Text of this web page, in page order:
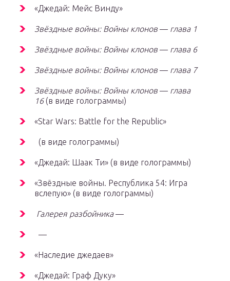
«Джедай: Мейс Винду»
Звёздные войны: Войны клонов — глава 1
Звёздные войны: Войны клонов — глава 6
Звёздные войны: Войны клонов — глава 7
Звёздные войны: Войны клонов — глава
16 (в виде голограммы)
«Star Wars: Battle for the Republic»
(в виде голограммы)
«Джедай: Шаак Ти» (в виде голограммы)
«Звёздные войны. Республика 54: Игра
вслепую» (в виде голограммы)
Галерея разбойника—
—
«Наследие джедаев»
«Джедай: Граф Дуку»